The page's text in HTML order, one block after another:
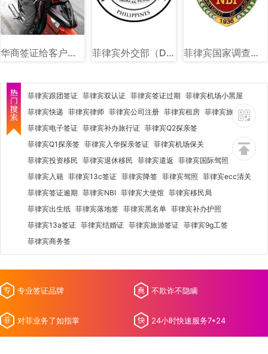
华商签证给客户送件图 菲律宾外交部（DFA）图文讲解 菲律宾国家调查局（NBI）图文讲解
菲律宾跟团签证 菲律宾双认证 菲律宾签证过期 菲律宾机场小黑屋
菲律宾快递 菲律宾律师 菲律宾公司注册 菲律宾租房 菲律宾旅行社
菲律宾电子签证 菲律宾补办旅行证 菲律宾Q2探亲签
菲律宾Q1探亲签 菲律宾入华探亲签证 菲律宾机场保关
菲律宾投资移民 菲律宾退休移民 菲律宾遣返
菲律宾国际驾照
菲律宾入籍 菲律宾13c签证 菲律宾降签 菲律宾驾照 菲律宾ecc清关
菲律宾签证逾期 菲律宾NBI 菲律宾大使馆 菲律宾移民局
菲律宾出生纸 菲律宾落地签 菲律宾黑名单 菲律宾补办护照
菲律宾13a签证 菲律宾结婚证 菲律宾旅游签证 菲律宾9g工签
菲律宾商务签
专业签证品牌 不欺诈不隐瞒
对菲业务了如指掌 24小时快速服务7*24